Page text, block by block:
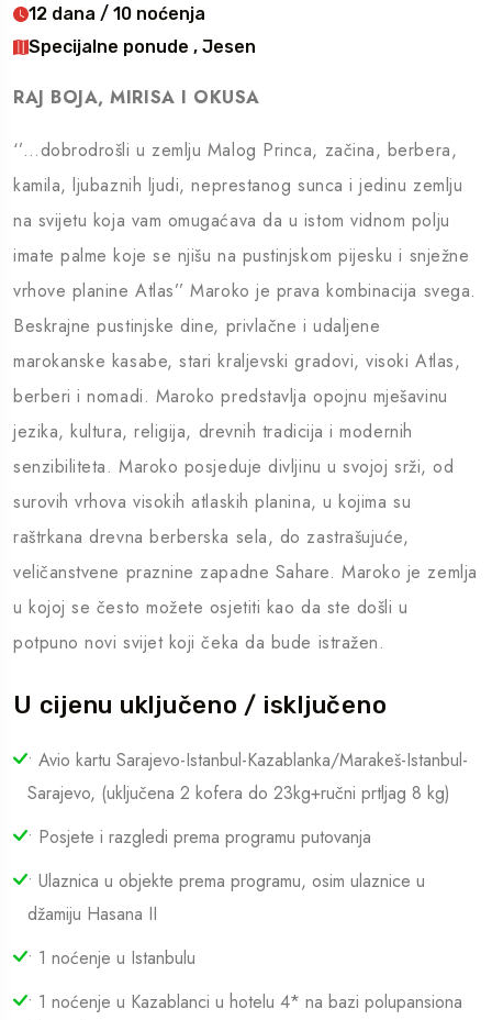
12 dana / 10 noćenja
Specijalne ponude , Jesen
RAJ BOJA, MIRISA I OKUSA
‘’…dobrodrošli u zemlju Malog Princa, začina, berbera,
kamila, ljubaznih ljudi, neprestanog sunca i jedinu zemlju
na svijetu koja vam omugaćava da u istom vidnom polju
imate palme koje se njišu na pustinjskom pijesku i snježne
vrhove planine Atlas’’ Maroko je prava kombinacija svega.
Beskrajne pustinjske dine, privlačne i udaljene
marokanske kasabe, stari kraljevski gradovi, visoki Atlas,
berberi i nomadi. Maroko predstavlja opojnu mješavinu
jezika, kultura, religija, drevnih tradicija i modernih
senzibiliteta. Maroko posjeduje divljinu u svojoj srži, od
surovih vrhova visokih atlaskih planina, u kojima su
raštrkana drevna berberska sela, do zastrašujuće,
veličanstvene praznine zapadne Sahare. Maroko je zemlja
u kojoj se često možete osjetiti kao da ste došli u
potpuno novi svijet koji čeka da bude istražen.
U cijenu uključeno / isključeno
• Avio kartu Sarajevo-Istanbul-Kazablanka/Marakeš-Istanbul-
Sarajevo, (uključena 2 kofera do 23kg+ručni prtljag 8 kg)
• Posjete i razgledi prema programu putovanja
• Ulaznica u objekte prema programu, osim ulaznice u
džamiju Hasana II
• 1 noćenje u Istanbulu
• 1 noćenje u Kazablanci u hotelu 4* na bazi polupansiona